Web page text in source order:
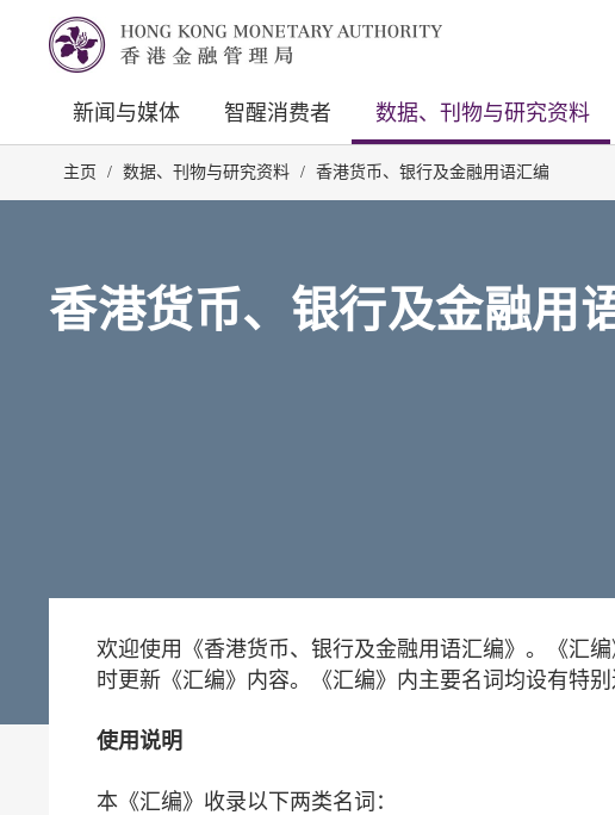
新闻与媒体 智醒消费者 数据、刊物与研究资料
主页 / 数据、刊物与研究资料 / 香港货币、银行及金融用语汇编
香港货币、银行及金融用
欢迎使用《香港货币、银行及金融用语汇编》。《汇
时更新《汇编》内容。《汇编》内主要名词均设有特
使用说明
本《汇编》收录以下两类名词：